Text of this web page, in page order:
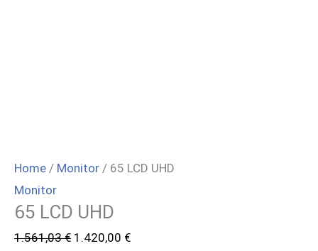
Home / Monitor / 65 LCD UHD
Monitor
65 LCD UHD
1.561,03€ Il
1.420,00 €Il